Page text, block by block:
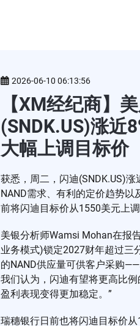
2026-06-10 06:13:56
【XM经纪商】
(SNDK.US)涨近
大幅上调目标价
获悉，周二，闪迪(SNDK.US)
NAND需求、有利的定价趋势
前将闪迪目标价从1550美元上
美银分析师Wamsi Mohan在报
业务模式)锁定2027财年超过三
的NAND供应量可供客户采购
我们认为，闪迪有望将更高比
盈利表现变得更加稳定。”
瑞穗银行日前也将闪迪目标价